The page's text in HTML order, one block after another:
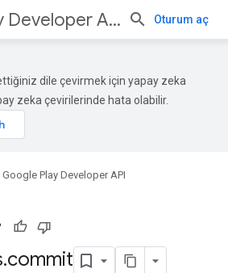
Developer API Oturum aç
dile çevirmek için yapay zeka
zeka çevirilerinde hata olabilir.
Google Play Developer API
.commit